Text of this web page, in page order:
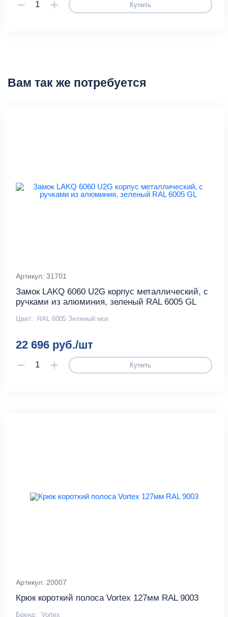
Купить
Вам так же потребуется
Артикул: 31701
Замок LAKQ 6060 U2G корпус металлический, с
ручками из алюминия, зеленый RAL 6005 GL
Цвет: RAL 6005 Зеленый мох
22 696 руб./шт
Купить
Артикул: 20007
Крюк короткий полоса Vortex 127мм RAL 9003
Бренд: Vortex